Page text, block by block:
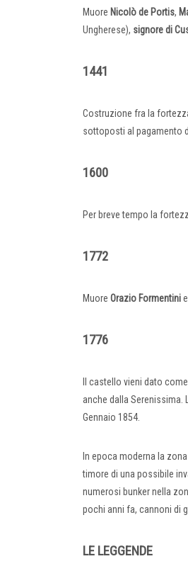
Muore Nicolòde Portis,
Ungherese), signore di
1441
Costruzione fra la
sottoposti al pagamento
1600
Per breve tempo la
1772
Muore Orazio Formentini
1776
Il castello vieni dato
anche dalla Serenissima.
Gennaio 1854.
In epoca moderna la
timore di una possibile
numerosi bunker nella
pochi anni fa, cannoni di
LE LEGGENDE